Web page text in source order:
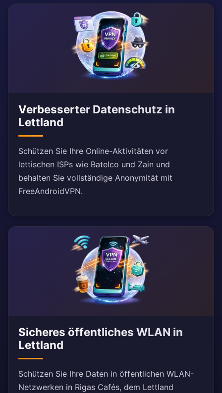
Verbesserter Datenschutz in
Lettland
Schützen Sie Ihre Online-Aktivitäten vor
lettischen ISPs wie Batelco und Zain und
behalten Sie vollständige Anonymität mit
FreeAndroidVPN.
Sicheres öffentliches WLAN in
Lettland
Schützen Sie Ihre Daten in öffentlichen WLAN-
Netzwerken in Rigas Cafés, dem Lettland